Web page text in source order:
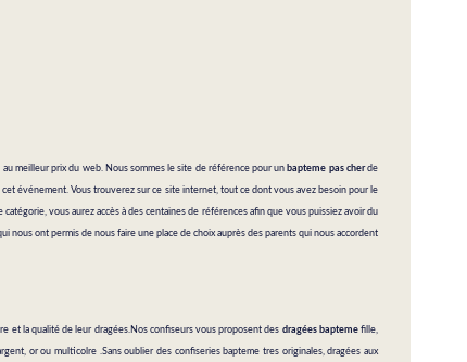
au meilleur prix du web. Nous sommes le site de référence pour un bapteme pas cherde
événement. Vous trouverez sur ce site internet, tout ce dont vous avez besoin pour le
catégorie, vous aurez accès à des centaines de références afin que vous puissiez avoir du
ont permis de nous faire une place de choix auprès des parents qui nous accordent
et la qualité de leur dragées.Nos confiseurs vous proposent des dragées baptemefille,
or ou multicolre .Sans oublier des confiseries bapteme tres originales, dragées aux